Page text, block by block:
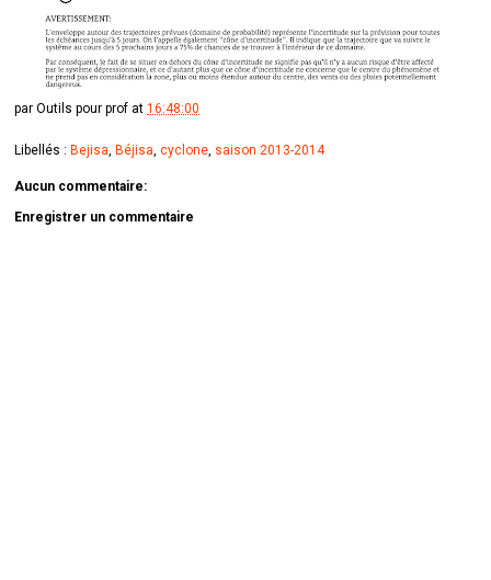
parOutils pour prof at16:48:00
Libellés :Bejisa ,Béjisa ,cyclone saison 2013-2014
Aucun commentaire:
Enregistrer un commentaire